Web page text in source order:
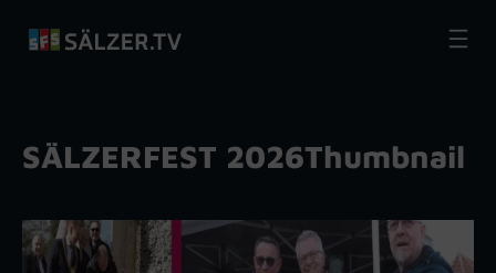
SÄLZERFEST 2026Thumbnail